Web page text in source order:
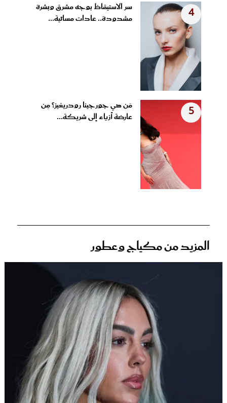
4
سر الاستيقاظ بوجه مشرق وبشرة
مشدودة.. عادات مسائية...
5
مَن هي جورجينا رودريغيز؟ مِن
عارضة أزياء إلى شريكة...
المزيد من مكياج وعطور